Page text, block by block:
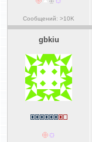
Сообщений: >10K
gbkiu